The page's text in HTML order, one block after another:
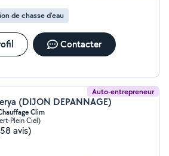
de chasse d'eau
Contacter
Auto-entrepreneur
(DIJON DEPANNAGE)
Clim
Plein Ciel)
avis)